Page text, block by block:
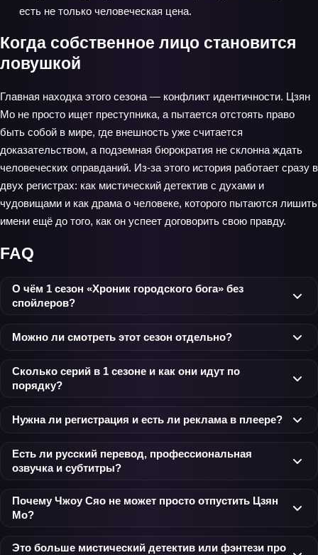
есть не только человеческая цена.
Когда собственное лицо становится
ловушкой
Главная находка этого сезона — конфликт идентичности. Цзян
Мо не просто ищет преступника, а пытается отстоять право
быть собой в мире, где внешность уже считается
доказательством, а подземная бюрократия не склонна ждать
человеческих оправданий. Из-за этого история работает сразу в
двух регистрах: как мистический детектив с духами и
чудовищами и как драма о человеке, которого пытаются лишить
имени ещё до того, как он успеет договорить свою правду.
FAQ
О чём 1 сезон «Хроник городского бога» без
спойлеров?
Можно ли смотреть этот сезон отдельно?
Сколько серий в 1 сезоне и как они идут по
порядку?
Нужна ли регистрация и есть ли реклама в плеере?
Есть ли русский перевод, профессиональная
озвучка и субтитры?
Почему Чжоу Сяо не может просто отпустить Цзян
Мо?
Это больше мистический детектив или фэнтези про